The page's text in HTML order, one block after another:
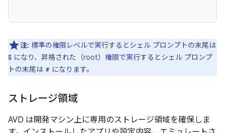
注: 標準の権限レベルで実行するとシェル プロンプトの末尾は
$ になり、昇格された（root）権限で実行するとシェル プロンプ
トの末尾は # になります。
ストレージ領域
AVD は開発マシン上に専用のストレージ領域を確保しま